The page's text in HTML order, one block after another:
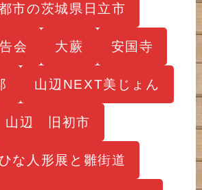
市の茨城県日立市
会 大蕨 安国寺
山辺NEXT美じょん
山辺 旧初市
な人形展と雛街道